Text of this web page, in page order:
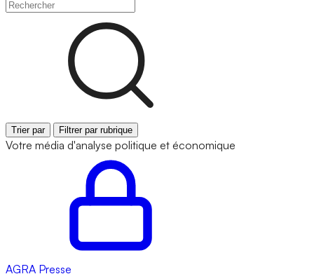
Trier par Filtrer par rubrique
Votre média d'analyse politique et économique
AGRA Presse